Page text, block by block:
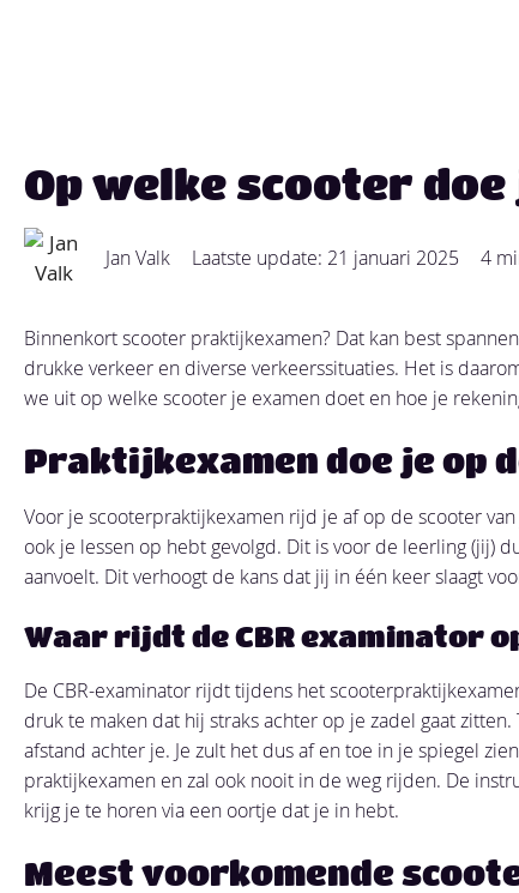
Op welke scooter
Jan Valk Laatste update: 21 januari 2025 4
Binnenkort scooter praktijkexamen? Dat kan best
drukke verkeer en diverse verkeerssituaties. Het is
we uit op welke scooter je examen doet en hoe je
Praktijkexamen doe je op
Voor je scooterpraktijkexamen rijd je af op de scooter
ook je lessen op hebt gevolgd. Dit is voor de leerling (jij)
aanvoelt. Dit verhoogt de kans dat jij in één keer slaagt
Waar rijdt de CBR examinator
De CBR-examinator rijdt tijdens het
druk te maken dat hij straks achter op je zadel gaat
afstand achter je. Je zult het dus af en toe in je spiegel
praktijkexamen en zal ook nooit in de weg rijden. De
krijg je te horen via een oortje dat je in hebt.
Meest voorkomende